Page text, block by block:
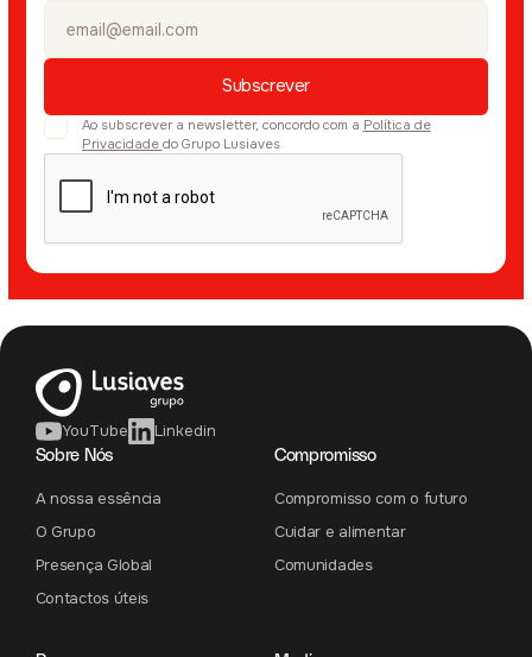
Ao subscrever a newsletter, concordo com a Política de
Privacidade do Grupo Lusiaves
YouTube
Linkedin
Sobre Nós
A nossa essência
O Grupo
Presença Global
Contactos úteis
Compromisso
Compromisso com o futuro
Cuidar e alimentar
Comunidades